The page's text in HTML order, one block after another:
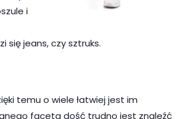
i
się jeans, czy sztruks.
temu o wiele łatwiej jest im
faceta dość trudno jest znaleźć